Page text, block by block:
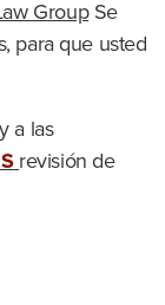
GroupSe
para que usted
a las
revisión de